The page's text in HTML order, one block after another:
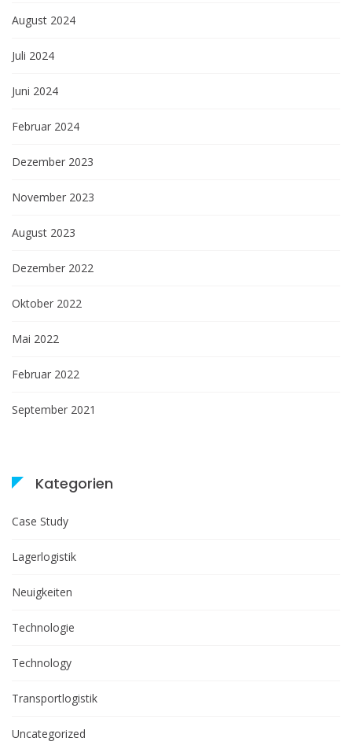
August 2024
Juli 2024
Juni 2024
Februar 2024
Dezember 2023
November 2023
August 2023
Dezember 2022
Oktober 2022
Mai 2022
Februar 2022
September 2021
Kategorien
Case Study
Lagerlogistik
Neuigkeiten
Technologie
Technology
Transportlogistik
Uncategorized